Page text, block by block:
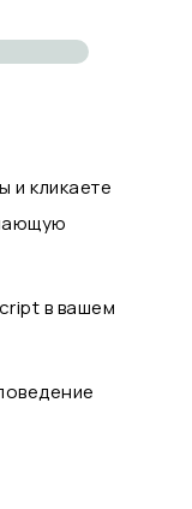
и кликаете
в вашем